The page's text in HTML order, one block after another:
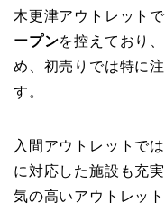
木更津アウトレットで
ープンを控えており
め、初売りでは特に
す。
入間アウトレットでは
に対応した施設も充
気の高いアウトレッ